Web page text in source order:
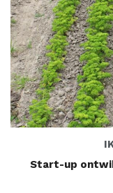
Start-up